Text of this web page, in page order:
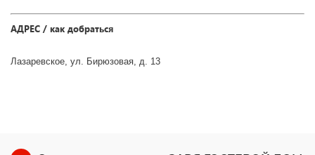
АДРЕС / как добраться
Лазаревское, ул. Бирюзовая, д. 13